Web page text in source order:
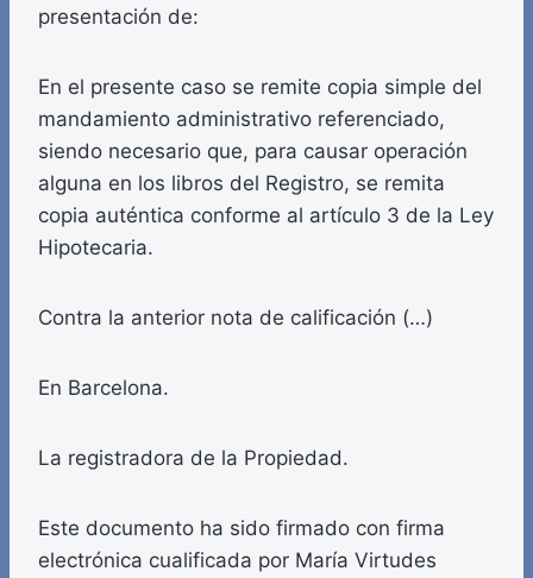
presentación de:
En el presente caso se remite copia simple del
mandamiento administrativo referenciado,
siendo necesario que, para causar operación
alguna en los libros del Registro, se remita
copia auténtica conforme al artículo 3 de la Ley
Hipotecaria.
Contra la anterior nota de calificación (…)
En Barcelona.
La registradora de la Propiedad.
Este documento ha sido firmado con firma
electrónica cualificada por María Virtudes